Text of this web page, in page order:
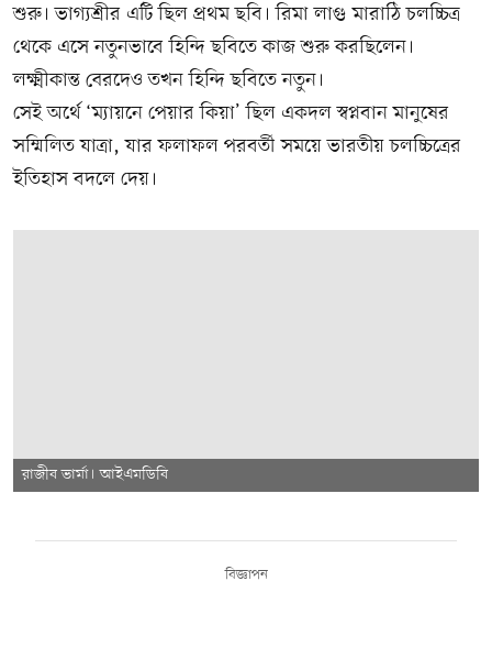
শুরু। ভাগ্যশ্রীর এটি ছিল প্রথম ছবি। রিমা লাগু মারাঠি চলচ্চিত্র
থেকে এসে নতুনভাবে হিন্দি ছবিতে কাজ শুরু করছিলেন।
লক্ষ্মীকান্ত বেরদেও তখন হিন্দি ছবিতে নতুন।
সেই অর্থে ‘ম্যায়নে পেয়ার কিয়া’ ছিল একদল স্বপ্নবান মানুষের
সম্মিলিত যাত্রা, যার ফলাফল পরবর্তী সময়ে ভারতীয় চলচ্চিত্রের
ইতিহাস বদলে দেয়।
রাজীব ভার্মা। আইএমডিবি
বিজ্ঞাপন